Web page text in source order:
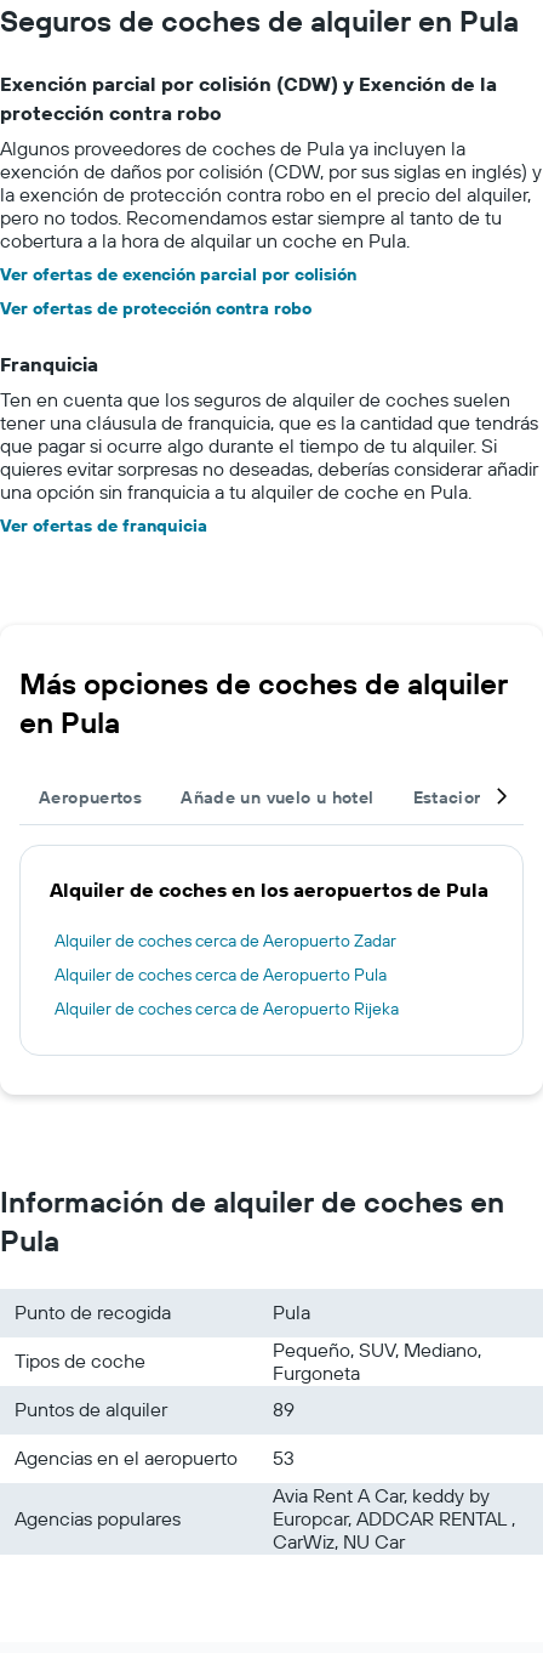
Seguros de coches de alquiler en Pula
Exención parcial por colisión (CDW) y Exención de la
protección contra robo
Algunos proveedores de coches de Pula ya incluyen la
exención de daños por colisión (CDW, por sus siglas en inglés) y
la exención de protección contra robo en el precio del alquiler,
pero no todos. Recomendamos estar siempre al tanto de tu
cobertura a la hora de alquilar un coche en Pula.
Ver ofertas de exención parcial por colisión
Ver ofertas de protección contra robo
Franquicia
Ten en cuenta que los seguros de alquiler de coches suelen
tener una cláusula de franquicia, que es la cantidad que tendrás
que pagar si ocurre algo durante el tiempo de tu alquiler. Si
quieres evitar sorpresas no deseadas, deberías considerar añadir
una opción sin franquicia a tu alquiler de coche en Pula.
Ver ofertas de franquicia
Más opciones de coches de alquiler
en Pula
Aeropuertos Añade un vuelo u hotel Estaciones de
Alquiler de coches en los aeropuertos de Pula
Alquiler de coches cerca de Aeropuerto Zadar
Alquiler de coches cerca de Aeropuerto Pula
Alquiler de coches cerca de Aeropuerto Rijeka
Información de alquiler de coches en
Pula
Punto de recogida
Pula
Tipos de coche
Pequeño, SUV, Mediano,
Furgoneta
Puntos de alquiler
89
Agencias en el aeropuerto
53
Agencias populares
Avia Rent A Car, keddy by
Europcar, ADDCAR RENTAL ,
CarWiz, NU Car